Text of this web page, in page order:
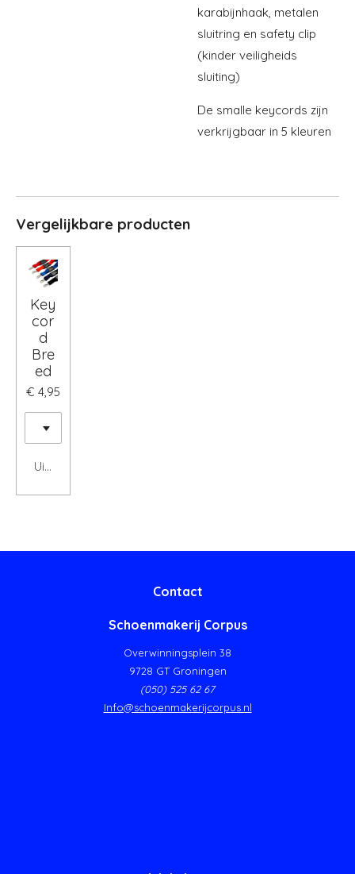
karabijnhaak, metalen
sluitring en safety clip
(kinder veiligheids
sluiting)
De smalle keycords zijn
verkrijgbaar in 5 kleuren
Vergelijkbare producten
Key
cor
d
Bre
ed
€ 4,95
Uitgeschakeld
Contact
Schoenmakerij Corpus
Overwinningsplein 38
9728 GT Groningen
(050) 525 62 67
Info@schoenmakerijcorpus.nl